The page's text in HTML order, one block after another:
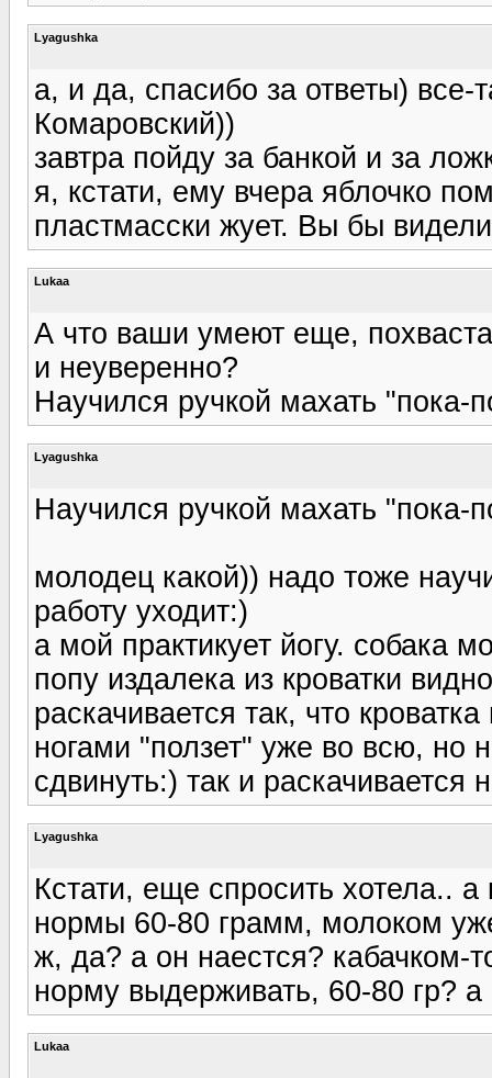
Lyagushka
а, и да, спасибо за ответы) все-
Комаровский))
завтра пойду за банкой и за
я, кстати, ему вчера яблочко
пластмасски жует. Вы бы
Lukaa
А что ваши умеют еще,
и неуверенно?
Научился ручкой махать "пока-
Lyagushka
Научился ручкой махать "пока-
молодец какой)) надо тоже
работу уходит:)
а мой практикует йогу. собака
попу издалека из кроватки
раскачивается так, что
ногами "ползет" уже во всю, но
сдвинуть:) так и раскачивается
Lyagushka
Кстати, еще спросить хотела..
нормы 60-80 грамм, молоком
ж, да? а он наестся? кабачком-
норму выдерживать, 60-80 гр?
Lukaa